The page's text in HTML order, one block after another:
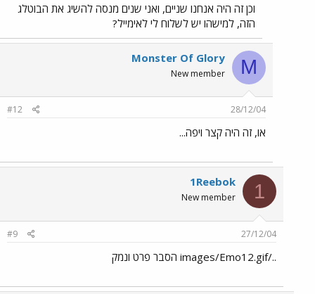
וכן זה היה אנחנו שניים, ואני שנים מנסה להשיג את הבוטלג
הזה, למישהו יש לשלוח לי לאימייל?
M
Monster Of Glory
New member
28/12/04
#12
או, זה היה קצר ויפה...
1
1Reebok
New member
27/12/04
#9
../images/Emo12.gif הסבר פרט ונמק